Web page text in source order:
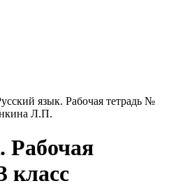
язык. Рабочая тетрадь №
Л.П.
Рабочая
класс